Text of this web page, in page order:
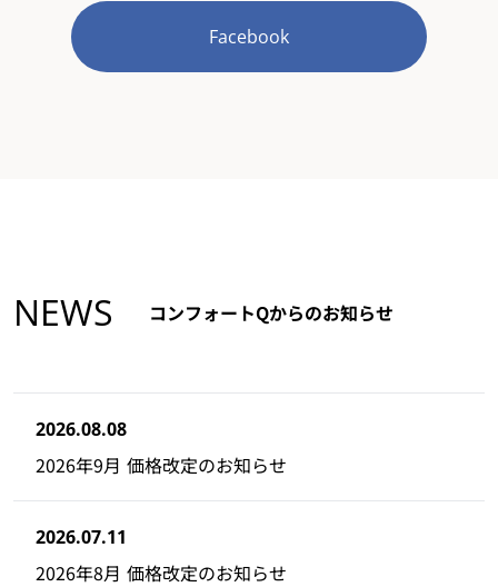
Facebook
NEWS コンフォートQからのお知らせ
2026.08.08
2026年9月 価格改定のお知らせ
2026.07.11
2026年8月 価格改定のお知らせ